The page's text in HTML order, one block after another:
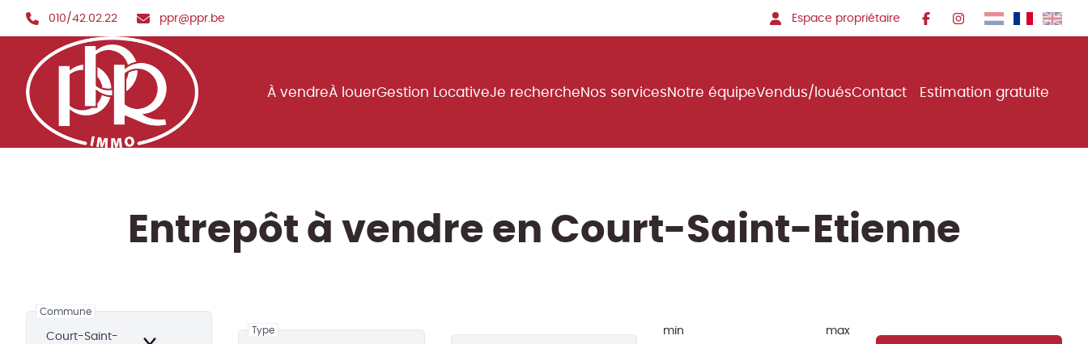
Aller au contenu principal
010/42.02.22 ppr@ppr.be Espace propriétaire
À vendreÀ louerGestion LocativeJe rechercheNos servicesNotre équipeVendus/louésContact Estimation gratuite
Entrepôt à vendre en Court-Saint-Etienne
Commune
Court-Saint-
Type min max